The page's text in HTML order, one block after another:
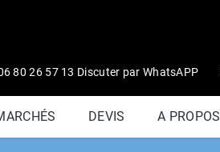
80 26 57 13 Discuter par WhatsAPP
DEVIS A PROPOS